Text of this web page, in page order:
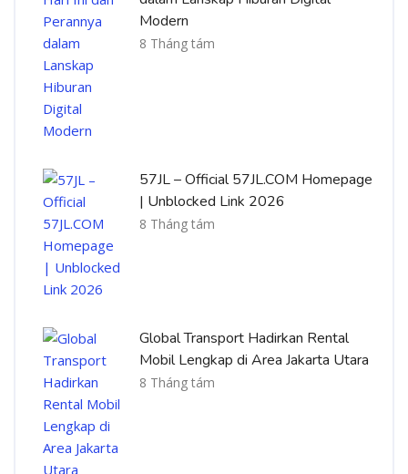
Modern
8 Tháng tám
57JL – Official 57JL.COM Homepage
| Unblocked Link 2026
8 Tháng tám
Global Transport Hadirkan Rental
Mobil Lengkap di Area Jakarta Utara
8 Tháng tám